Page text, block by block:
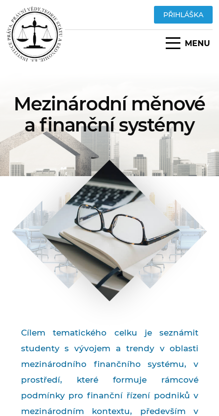
PŘIHLÁŠKA
MENU
Mezinárodní měnové
a finanční systémy
Cílem tematického celku je seznámit
studenty s vývojem a trendy v oblasti
mezinárodního finančního systému, v
prostředí, které formuje rámcové
podmínky pro finanční řízení podniků v
mezinárodním kontextu, především v